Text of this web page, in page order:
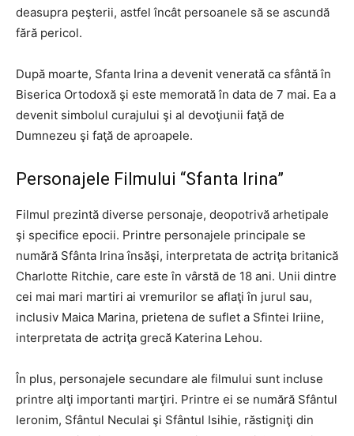
deasupra peşterii, astfel încât persoanele să se ascundă
fără pericol.
După moarte, Sfanta Irina a devenit venerată ca sfântă în
Biserica Ortodoxă şi este memorată în data de 7 mai. Ea a
devenit simbolul curajului şi al devoţiunii faţă de
Dumnezeu şi faţă de aproapele.
Personajele Filmului “Sfanta Irina”
Filmul prezintă diverse personaje, deopotrivă arhetipale
şi specifice epocii. Printre personajele principale se
numără Sfânta Irina însăşi, interpretata de actriţa britanică
Charlotte Ritchie, care este în vârstă de 18 ani. Unii dintre
cei mai mari martiri ai vremurilor se aflaţi în jurul sau,
inclusiv Maica Marina, prietena de suflet a Sfintei Iriine,
interpretata de actriţa grecă Katerina Lehou.
În plus, personajele secundare ale filmului sunt incluse
printre alţi importanti marţiri. Printre ei se numără Sfântul
Ieronim, Sfântul Neculai şi Sfântul Isihie, răstigniţi din